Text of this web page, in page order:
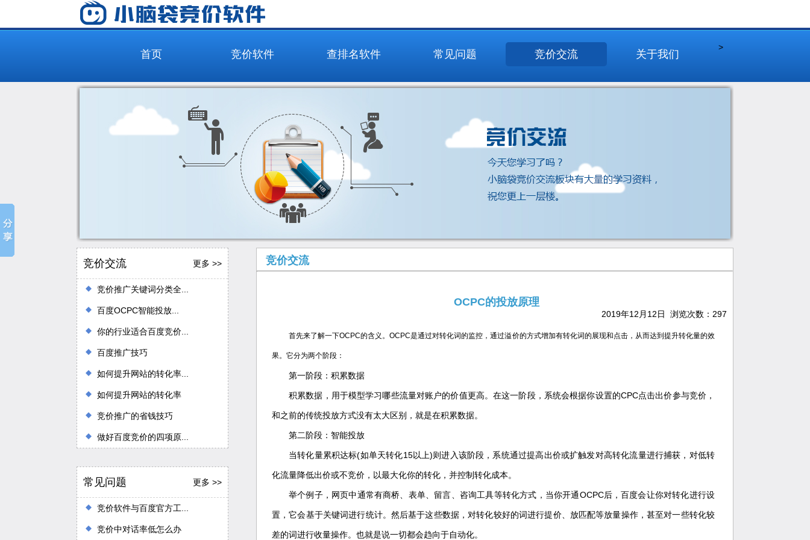
首页 竞价软件 查排名软件
>
常见问题 竞价交流 关于我们
竞价交流 更多 >>
竞价推广关键词分类全...
百度OCPC智能投放...
你的行业适合百度竞价...
百度推广技巧
如何提升网站的转化率...
如何提升网站的转化率
竞价推广的省钱技巧
做好百度竞价的四项原...
常见问题 更多 >>
竞价软件与百度官方工...
竞价中对话率低怎么办
竞价交流
OCPC的投放原理
2019年12月12日 浏览次数： 297
首先来了解一下OCPC的含义。OCPC是通过对转化词的监控，通过溢价的方式增加有转化词的展现和点击，从而达到提升转化量的效
果。它分为两个阶段：
第一阶段：积累数据
积累数据，用于模型学习哪些流量对账户的价值更高。在这一阶段，系统会根据你设置的CPC点击出价参与竞价，
和之前的传统投放方式没有太大区别，就是在积累数据。
第二阶段：智能投放
当转化量累积达标(如单天转化15以上)则进入该阶段，系统通过提高出价或扩触发对高转化流量进行捕获，对低转
化流量降低出价或不竞价，以最大化你的转化，并控制转化成本。
举个例子，网页中通常有商桥、表单、留言、咨询工具等转化方式，当你开通OCPC后，百度会让你对转化进行设
置，它会基于关键词进行统计。然后基于这些数据，对转化较好的词进行提价、放匹配等放量操作，甚至对一些转化较
差的词进行收量操作。也就是说一切都会趋向于自动化。